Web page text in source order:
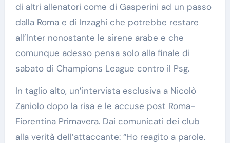
di altri allenatori come di Gasperini ad un passo
dalla Roma e di Inzaghi che potrebbe restare
all’Inter nonostante le sirene arabe e che
comunque adesso pensa solo alla finale di
sabato di Champions League contro il Psg.
In taglio alto, un’intervista esclusiva a Nicolò
Zaniolo dopo la risa e le accuse post Roma-
Fiorentina Primavera. Dai comunicati dei club
alla verità dell’attaccante: “Ho reagito a parole.